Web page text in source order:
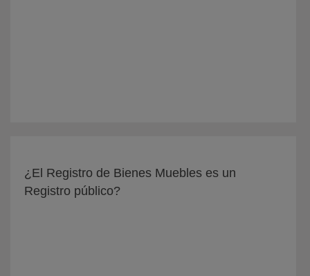
¿El Registro de Bienes Muebles es un
Registro público?